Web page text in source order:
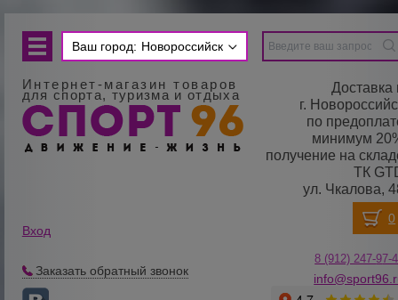
Ваш город: Новороссийск
Интернет-магазин товаров
для спорта, туризма и отдыха
Доставка
г.
по
минимум
получение на
ТК
ул. Чкалова,
Вход
Заказать обратный звонок
8 (912) 247-97-